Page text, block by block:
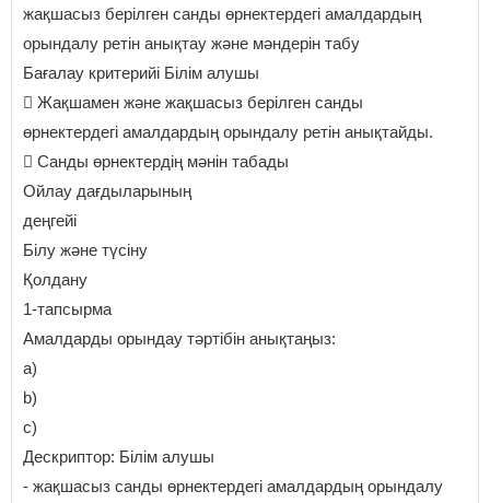
жақшасыз берілген санды өрнектердегі амалдардың
орындалу ретін анықтау және мәндерін табу
Бағалау критерийі Білім алушы
 Жақшамен және жақшасыз берілген санды
өрнектердегі амалдардың орындалу ретін анықтайды.
 Санды өрнектердің мәнін табады
Ойлау дағдыларының
деңгейі
Білу және түсіну
Қолдану
1-тапсырма
Амалдарды орындау тәртібін анықтаңыз:
a)
b)
c)
Дескриптор: Білім алушы
- жақшасыз санды өрнектердегі амалдардың орындалу